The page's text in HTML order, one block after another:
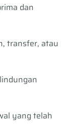
dan
transfer, atau
yang telah